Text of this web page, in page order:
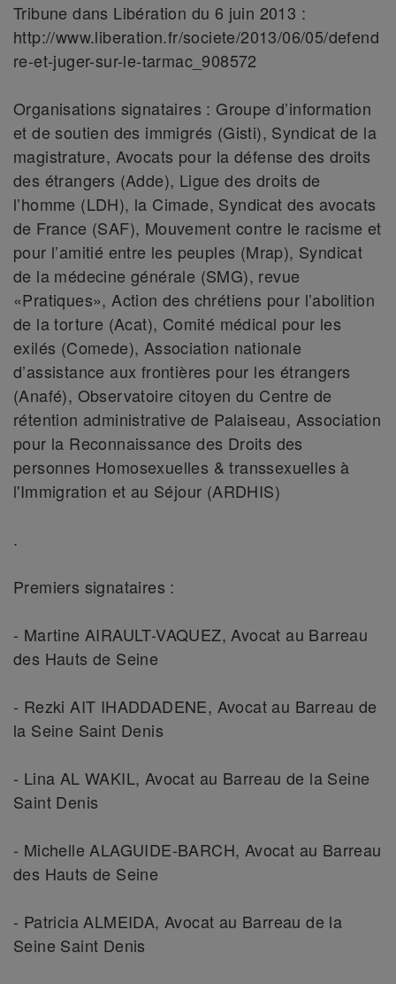
Tribune dans Libération du 6 juin 2013 :
http://www.liberation.fr/societe/2013/06/05/defend
re-et-juger-sur-le-tarmac_908572
Organisations signataires : Groupe d’information
et de soutien des immigrés (Gisti), Syndicat de la
magistrature, Avocats pour la défense des droits
des étrangers (Adde), Ligue des droits de
l’homme (LDH), la Cimade, Syndicat des avocats
de France (SAF), Mouvement contre le racisme et
pour l’amitié entre les peuples (Mrap), Syndicat
de la médecine générale (SMG), revue
«Pratiques», Action des chrétiens pour l’abolition
de la torture (Acat), Comité médical pour les
exilés (Comede), Association nationale
d’assistance aux frontières pour les étrangers
(Anafé), Observatoire citoyen du Centre de
rétention administrative de Palaiseau, Association
pour la Reconnaissance des Droits des
personnes Homosexuelles & transsexuelles à
l'Immigration et au Séjour (ARDHIS)
.
Premiers signataires :
- Martine AIRAULT-VAQUEZ, Avocat au Barreau
des Hauts de Seine
- Rezki AIT IHADDADENE, Avocat au Barreau de
la Seine Saint Denis
- Lina AL WAKIL, Avocat au Barreau de la Seine
Saint Denis
- Michelle ALAGUIDE-BARCH, Avocat au Barreau
des Hauts de Seine
- Patricia ALMEIDA, Avocat au Barreau de la
Seine Saint Denis